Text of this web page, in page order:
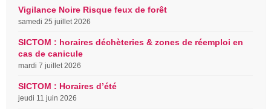
Vigilance Noire Risque feux de forêt
samedi 25 juillet 2026
SICTOM : horaires déchèteries & zones de réemploi en
cas de canicule
mardi 7 juillet 2026
SICTOM : Horaires d’été
jeudi 11 juin 2026